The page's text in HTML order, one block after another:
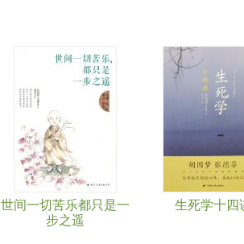
世间一切苦乐都只是一
步之遥
生死学十四